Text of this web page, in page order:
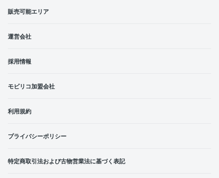
販売可能エリア
運営会社
採用情報
モビリコ加盟会社
利用規約
プライバシーポリシー
特定商取引法および古物営業法に基づく表記